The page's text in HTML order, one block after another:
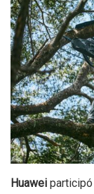
Huawei participó